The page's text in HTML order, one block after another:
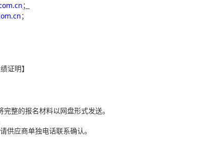
；
；
证明】
整的报名材料以网盘形式发送。
应商单独电话联系确认。